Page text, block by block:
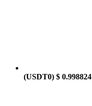
(USDT0) $ 0.998824